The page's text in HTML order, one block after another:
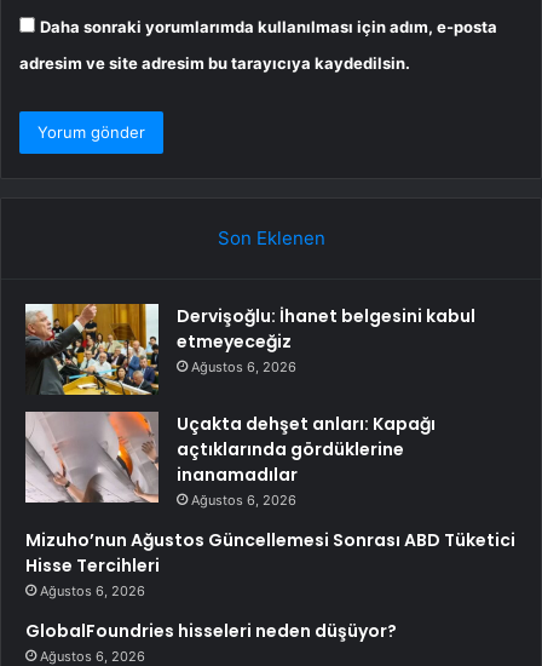
Daha sonraki yorumlarımda kullanılması için adım, e-posta
adresim ve site adresim bu tarayıcıya kaydedilsin.
Son Eklenen
Dervişoğlu: İhanet belgesini kabul
etmeyeceğiz
Ağustos 6, 2026
Uçakta dehşet anları: Kapağı
açtıklarında gördüklerine
inanamadılar
Ağustos 6, 2026
Mizuho’nun Ağustos Güncellemesi Sonrası ABD Tüketici
Hisse Tercihleri
Ağustos 6, 2026
GlobalFoundries hisseleri neden düşüyor?
Ağustos 6, 2026